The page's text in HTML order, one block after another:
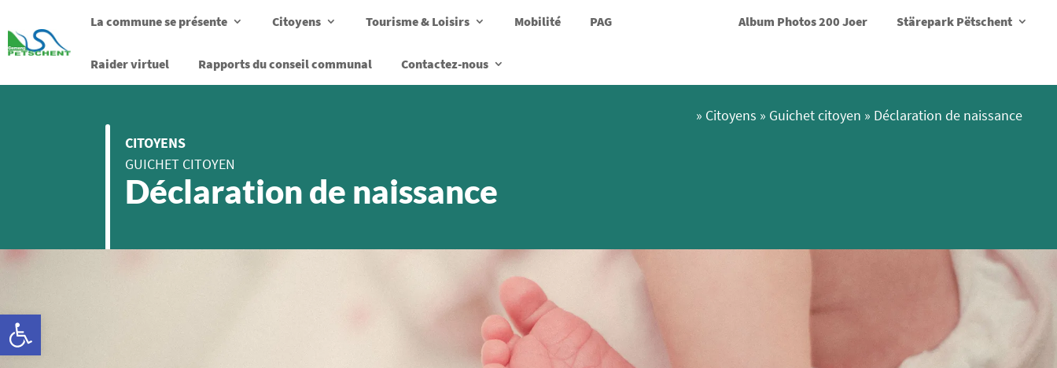
La commune se présente Citoyens Tourisme & Loisirs Mobilité PAG Album Photos 200 Joer Stärepark Pëtschent
Raider virtuel Rapports du conseil communal Contactez-nous
CITOYENS
GUICHET CITOYEN
Déclaration de naissance
» Citoyens » Guichet citoyen » Déclaration de naissance
Ouvrir la barre d’outils